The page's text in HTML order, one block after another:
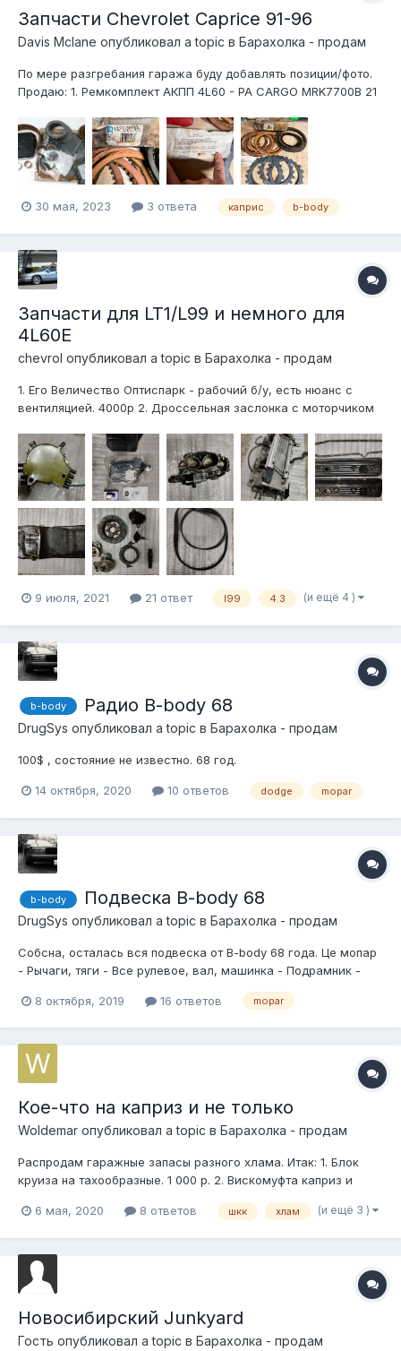
Запчасти Chevrolet Caprice 91-96
Davis Mclane опубликовал a topic в Барахолка - продам
По мере разгребания гаража буду добавлять позиции/фото.
Продаю: 1. Ремкомплект АКПП 4L60 - PA CARGO MRK7700B 21
Delco 3500p NOS но надо потереть/почистить 3. Фильтр АПП
4L60 - AC Delco TF235 2500р NOS 4. Комплект колодок на
мелк...
30 мая, 2023 3 ответа каприс b-body
Запчасти для LT1/L99 и немного для
4L60E
chevrol опубликовал a topic в Барахолка - продам
1. Его Величество Оптиспарк - рабочий б/у, есть нюанс с
вентиляцией. 4000р 2. Дроссельная заслонка с моторчиком
работали без нареканий. 5000р 4. Клапан ЕГР 1000р, МАП
сенсор рабочий б/у 1000р 5. коллектор впускной (с
отверстиями...
9 июля, 2021 21 ответ l99 4.3 (и ещё 4 )
b-body Радио B-body 68
DrugSys опубликовал a topic в Барахолка - продам
100$ , состояние не известно. 68 год.
14 октября, 2020 10 ответов dodge mopar
b-body Подвеска B-body 68
DrugSys опубликовал a topic в Барахолка - продам
Собсна, осталась вся подвеска от B-body 68 года. Це мопар
- Рычаги, тяги - Все рулевое, вал, машинка - Подрамник -
Пробег не известен. Стояние всех резиновых соединений -
8 октября, 2019 16 ответов mopar
Кое-что на каприз и не только
Woldemar опубликовал a topic в Барахолка - продам
Распродам гаражные запасы разного хлама. Итак: 1. Блок
круиза на тахообразные. 1 000 р. 2. Вискомуфта каприз и
каприз (интейк), помыть/почистить и будет как новый. 1000 р.
6 мая, 2020 8 ответов шкк хлам (и ещё 3 )
Новосибирский Junkyard
Гость опубликовал a topic в Барахолка - продам